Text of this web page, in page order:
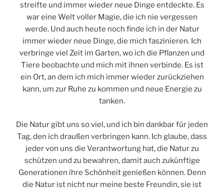
streifte und immer wieder neue Dinge entdeckte. Es
war eine Welt voller Magie, die ich nie vergessen
werde. Und auch heute noch finde ich in der Natur
immer wieder neue Dinge, die mich faszinieren. Ich
verbringe viel Zeit im Garten, wo ich die Pflanzen und
Tiere beobachte und mich mit ihnen verbinde. Es ist
ein Ort, an dem ich mich immer wieder zurückziehen
kann, um zur Ruhe zu kommen und neue Energie zu
tanken.
Die Natur gibt uns so viel, und ich bin dankbar für jeden
Tag, den ich draußen verbringen kann. Ich glaube, dass
jeder von uns die Verantwortung hat, die Natur zu
schützen und zu bewahren, damit auch zukünftige
Generationen ihre Schönheit genießen können. Denn
die Natur ist nicht nur meine beste Freundin, sie ist